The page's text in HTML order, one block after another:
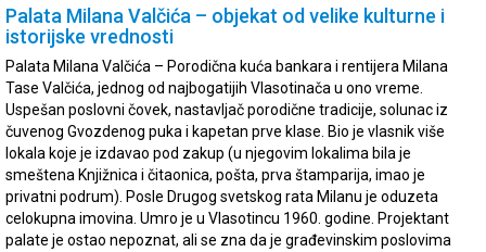
Palata Milana Valčića – objekat od velike kulturne i
istorijske vrednosti
Palata Milana Valčića – Porodična kuća bankara i rentijera Milana
Tase Valčića, jednog od najbogatijih Vlasotinača u ono vreme.
Uspešan poslovni čovek, nastavljač porodične tradicije, solunac iz
čuvenog Gvozdenog puka i kapetan prve klase. Bio je vlasnik više
lokala koje je izdavao pod zakup (u njegovim lokalima bila je
smeštena Knjižnica i čitaonica, pošta, prva štamparija, imao je
privatni podrum). Posle Drugog svetskog rata Milanu je oduzeta
celokupna imovina. Umro je u Vlasotincu 1960. godine. Projektant
palate je ostao nepoznat, ali se zna da je građevinskim poslovima